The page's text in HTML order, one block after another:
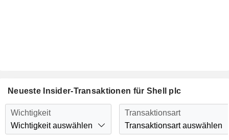
Neueste Insider-Transaktionen für Shell plc
Wichtigkeit
Wichtigkeit auswählen
Transaktionsart
Transaktionsart auswählen